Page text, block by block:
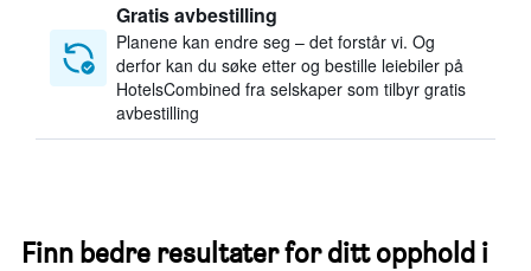
Gratis avbestilling
Planene kan endre seg – det forstår vi. Og
derfor kan du søke etter og bestille leiebiler på
HotelsCombined fra selskaper som tilbyr gratis
avbestilling
Finn bedre resultater for ditt opphold i